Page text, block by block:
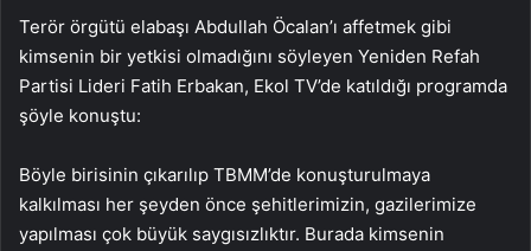
Terör örgütü elabaşı Abdullah Öcalan’ı affetmek gibi
kimsenin bir yetkisi olmadığını söyleyen Yeniden Refah
Partisi Lideri Fatih Erbakan, Ekol TV’de katıldığı programda
şöyle konuştu:
Böyle birisinin çıkarılıp TBMM’de konuşturulmaya
kalkılması her şeyden önce şehitlerimizin, gazilerimize
yapılması çok büyük saygısızlıktır. Burada kimsenin